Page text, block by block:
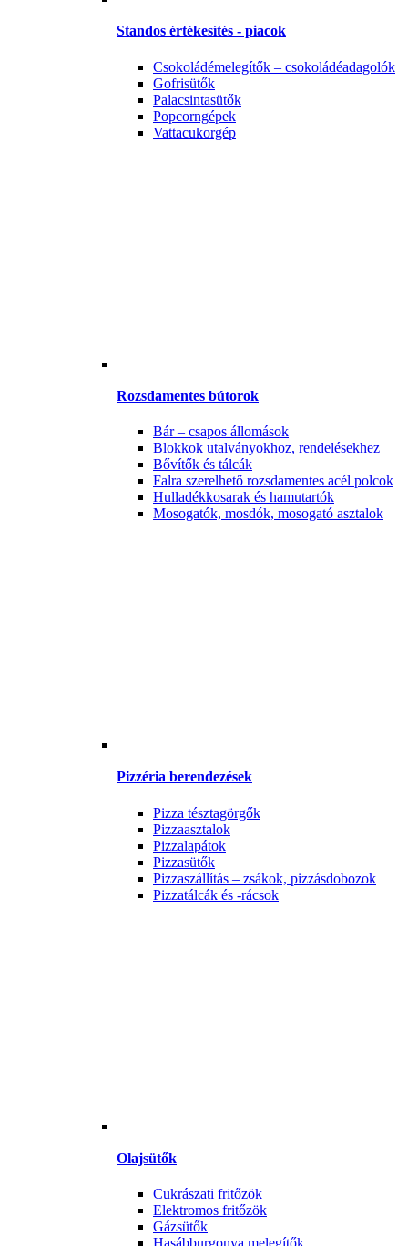
Standos értékesítés - piacok
Csokoládémelegítők – csokoládéadagolók
Gofrisütők
Palacsintasütők
Popcorngépek
Vattacukorgép
Rozsdamentes bútorok
Bár – csapos állomások
Blokkok utalványokhoz, rendelésekhez
Bővítők és tálcák
Falra szerelhető rozsdamentes acél polcok
Hulladékkosarak és hamutartók
Mosogatók, mosdók, mosogató asztalok
Pizzéria berendezések
Pizza tésztagörgők
Pizzaasztalok
Pizzalapátok
Pizzasütők
Pizzaszállítás – zsákok, pizzásdobozok
Pizzatálcák és -rácsok
Olajsütők
Cukrászati fritőzök
Elektromos fritőzök
Gázsütők